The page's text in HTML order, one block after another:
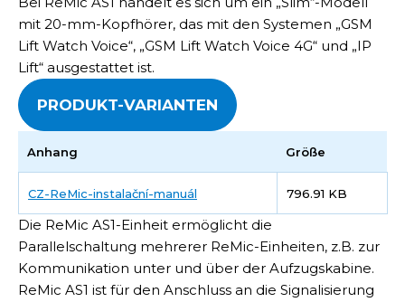
mit 20-mm-Kopfhörer, das mit den Systemen „GSM
Lift Watch Voice“, „GSM Lift Watch Voice 4G“ und „IP
Lift“ ausgestattet ist.
PRODUKT-VARIANTEN
Anhang Größe
CZ-ReMic-instalační-manuál 796.91 KB
Die ReMic AS1-Einheit ermöglicht die
Parallelschaltung mehrerer ReMic-Einheiten, z.B. zur
Kommunikation unter und über der Aufzugskabine.
ReMic AS1 ist für den Anschluss an die Signalisierung